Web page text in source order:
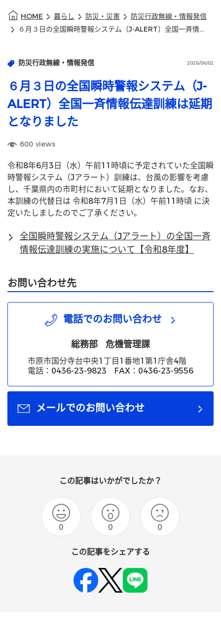
HOME 暮らし 防災・災害
防災行政無線・情報発信
６月３日の全国瞬時警報システム（J-ALERT）全国一斉情報伝達訓練は延期となりました
防災行政無線・情報発信 2026/06/02
６月３日の全国瞬時警報システム（J-
ALERT）全国一斉情報伝達訓練は延期
となりました
600 views
令和8年6月3日（水）午前11時頃に予定されていた全国瞬
時警報システム（Jアラート）訓練は、台風の影響を考慮
し、千葉県内の市町村において延期となりました。なお、
本訓練の代替日は 令和8年7月1日（水）午前11時頃 に決
定いたしましたのでご了承ください。
全国瞬時警報システム（Jアラート）の全国一斉
情報伝達訓練の実施について【令和8年度】
お問い合わせ先
電話でのお問い合わせ
総務部 危機管理課
市原市国分寺台中央1丁目1番地1第1庁舎4階
電話：0436-23-9823 FAX：0436-23-9556
メールでのお問い合わせ
この記事はいかがでしたか？
0 0 0
この記事をシェアする